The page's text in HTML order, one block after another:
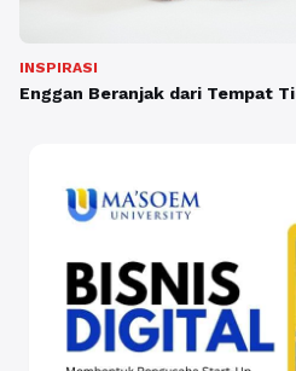
INSPIRASI
Enggan Beranjak dari Tempat